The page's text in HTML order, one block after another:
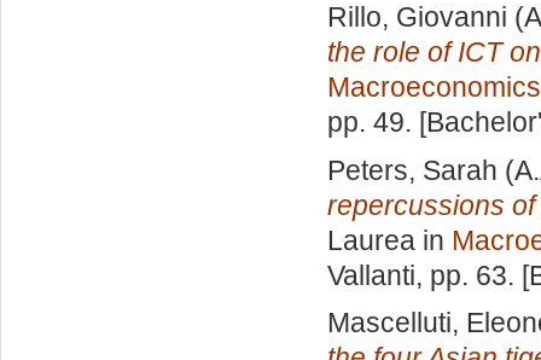
Rillo, Giovanni
the role of ICT
Macroeconomics
pp. 49.
Peters, Sarah
repercussions
Laurea in
Vallanti, pp. 63.
Mascelluti,